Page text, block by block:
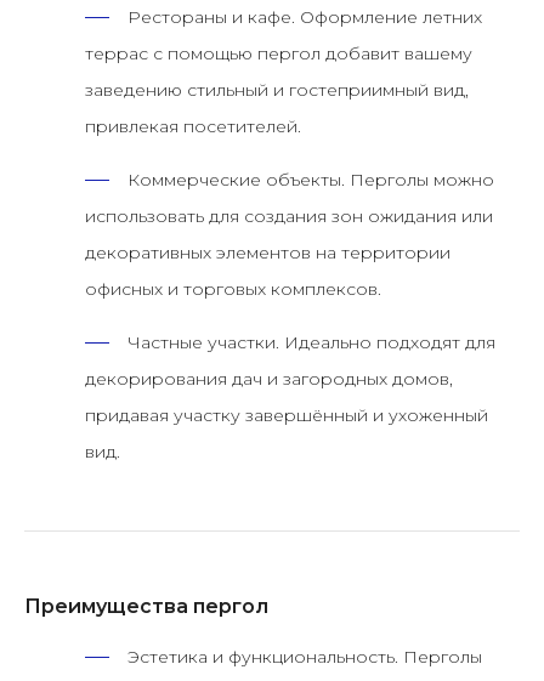
Рестораны и кафе. Оформление летних
террас с помощью пергол добавит вашему
заведению стильный и гостеприимный вид,
привлекая посетителей.
Коммерческие объекты. Перголы можно
использовать для создания зон ожидания или
декоративных элементов на территории
офисных и торговых комплексов.
Частные участки. Идеально подходят для
декорирования дач и загородных домов,
придавая участку завершённый и ухоженный
вид.
Преимущества пергол
Эстетика и функциональность. Перголы